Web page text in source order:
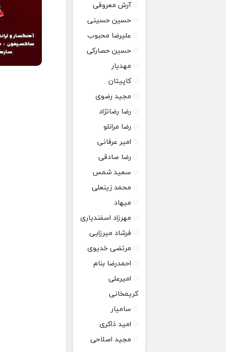
آرش معروفی
حسین حسینی
علیرضا محبوب
حسین حصارکی
مهدیار
کاپیتان
مجید رضوی
رضا رضانژاد
رضا مرانلو
امیر عرفانی
رضا صادقی
سعید شمس
محمد زینعلی
میهاد
مهرزاد اسفندیاری
فرشاد میرزایی
مرتضی خدیوی
احمدرضا بنام
امیرعلی
کریمخانی
سامیار
امید ذاکری
مجید اصلاحی